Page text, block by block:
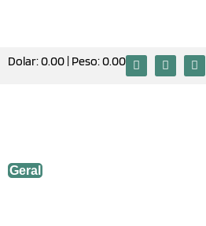
Dolar:0.00 | Peso:0.00
Geral